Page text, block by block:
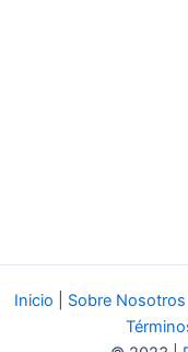
Inicio Sobre Nosotros